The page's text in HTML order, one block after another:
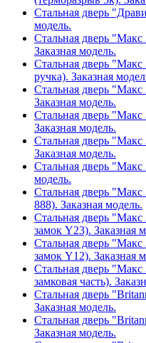
Стальная дверь
модель.
Стальная дверь "Макс
Заказная модель.
Стальная дверь "Макс
ручка). Заказная
Стальная дверь "Макс
Заказная модель.
Стальная дверь
Заказная модель.
Стальная дверь
Заказная модель.
Стальная дверь
модель.
Стальная дверь
888). Заказная модель.
Стальная дверь
замок Y23). Заказная
Стальная дверь
замок Y12). Заказная
Стальная дверь "Макс
замковая часть).
Стальная дверь
Заказная модель.
Стальная дверь
Заказная модель.